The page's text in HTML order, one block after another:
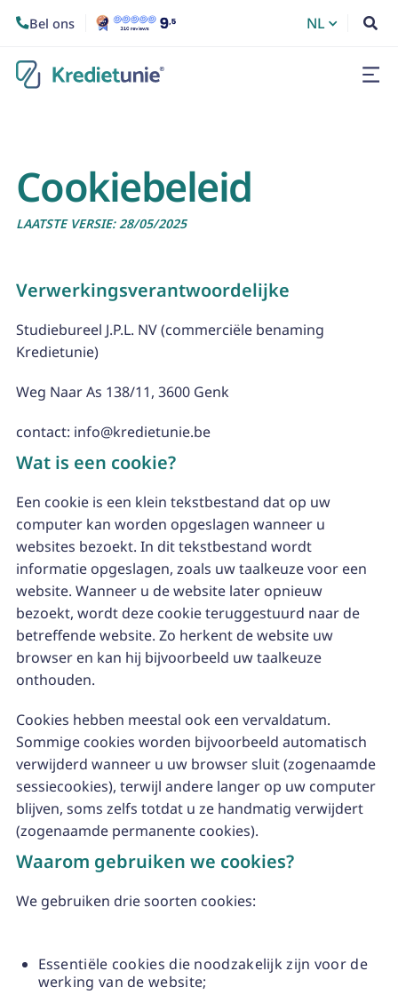
Bel ons NL 
Cookiebeleid
LAATSTE VERSIE: 28/05/2025
Verwerkingsverantwoordelijke
Studiebureel J.P.L. NV (commerciële benaming
Kredietunie)
Weg Naar As 138/11, 3600 Genk
contact: info@kredietunie.be
Wat is een cookie?
Een cookie is een klein tekstbestand dat op uw
computer kan worden opgeslagen wanneer u
websites bezoekt. In dit tekstbestand wordt
informatie opgeslagen, zoals uw taalkeuze voor een
website. Wanneer u de website later opnieuw
bezoekt, wordt deze cookie teruggestuurd naar de
betreffende website. Zo herkent de website uw
browser en kan hij bijvoorbeeld uw taalkeuze
onthouden.
Cookies hebben meestal ook een vervaldatum.
Sommige cookies worden bijvoorbeeld automatisch
verwijderd wanneer u uw browser sluit (zogenaamde
sessiecookies), terwijl andere langer op uw computer
blijven, soms zelfs totdat u ze handmatig verwijdert
(zogenaamde permanente cookies).
Waarom gebruiken we cookies?
We gebruiken drie soorten cookies:
Essentiële cookies die noodzakelijk zijn voor de
werking van de website;